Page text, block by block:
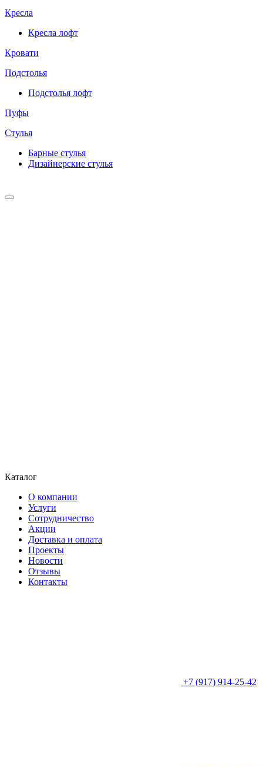
Кресла
Кресла лофт
Кровати
Подстолья
Подстолья лофт
Пуфы
Стулья
Барные cтулья
Дизайнерские cтулья
Каталог
О компании
Услуги
Сотрудничество
Акции
Доставка и оплата
Проекты
Новости
Отзывы
Контакты
+7 (917) 914-25-42